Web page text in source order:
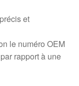
et
le numéro OEM
rapport à une